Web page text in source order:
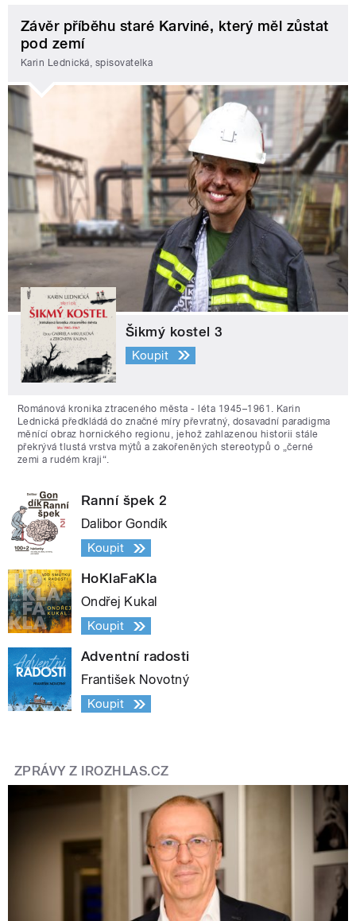
Závěr příběhu staré Karviné, který měl zůstat
pod zemí
Karin Lednická, spisovatelka
Šikmý kostel 3
Koupit
Románová kronika ztraceného města - léta 1945–1961. Karin
Lednická předkládá do značné míry převratný, dosavadní paradigma
měnící obraz hornického regionu, jehož zahlazenou historii stále
překrývá tlustá vrstva mýtů a zakořeněných stereotypů o „černé
zemi a rudém kraji“.
Ranní špek 2
Dalibor Gondík
Koupit
HoKlaFaKla
Ondřej Kukal
Koupit
Adventní radosti
František Novotný
Koupit
ZPRÁVY Z IROZHLAS.CZ